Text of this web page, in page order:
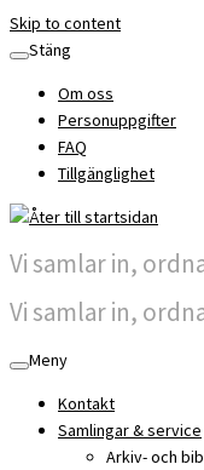
Skip to content
Stäng
Om oss
Personuppgifter
FAQ
Tillgänglighet
Vi samlar in,
Vi samlar in,
Meny
Kontakt
Samlingar & service
Arkiv- och